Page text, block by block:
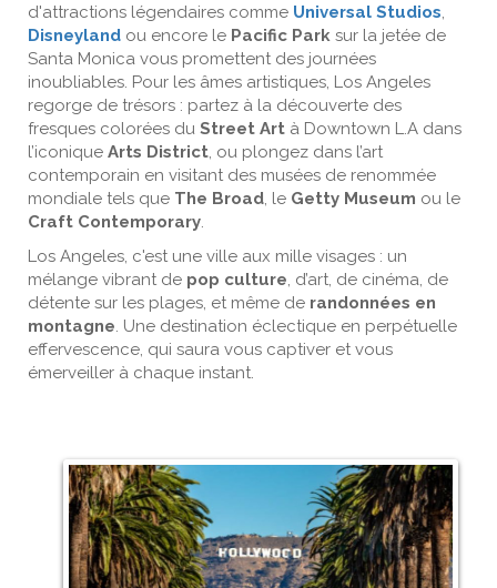
d'attractions légendaires comme Universal Studios
Disneyland ou encore le Pacific Park sur la jetée de
Santa Monica vous promettent des journées
inoubliables. Pour les âmes artistiques, Los Angeles
regorge de trésors : partez à la découverte des
fresques colorées du Street Art à Downtown L.A dans
l’iconique Arts District , ou plongez dans l’art
contemporain en visitant des musées de renommée
mondiale tels que The Broad , le Getty Museum ou le
Craft Contemporary
Los Angeles, c'est une ville aux mille visages : un
mélange vibrant de pop culture , d’art, de cinéma, de
détente sur les plages, et même de randonnées en
montagne . Une destination éclectique en perpétuelle
effervescence, qui saura vous captiver et vous
émerveiller à chaque instant.